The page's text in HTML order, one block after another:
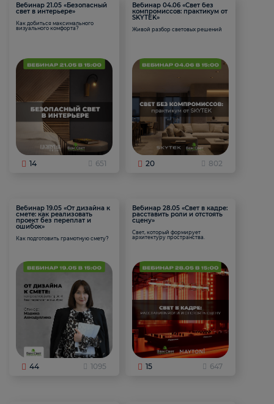
Вебинар 21.05 «Безопасный
свет в интерьере»
Как добиться максимального
визуального комфорта?
14 651
Вебинар 04.06 «Свет без
компромиссов: практикум от
SKYTEK»
Живой разбор световых решений
20 802
Вебинар 19.05 «От дизайна к
смете: как реализовать
проект без переплат и
ошибок»
Как подготовить грамотную смету?
44 1095
Вебинар 28.05 «Свет в кадре:
расставить роли и отстоять
сцену»
Свет, который формирует
архитектуру пространства.
15 647